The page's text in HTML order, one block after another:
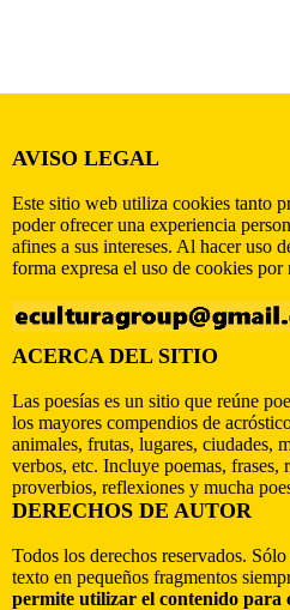
AVISO LEGAL
Este sitio web utiliza cookies tanto
poder ofrecer una experiencia
afines a sus intereses. Al hacer uso
forma expresa el uso de cookies por
ACERCA DEL SITIO
Las poesías es un sitio que reúne
los mayores compendios de
animales, frutas, lugares, ciudades,
verbos, etc. Incluye poemas, frases,
proverbios, reflexiones y mucha
DERECHOS DE AUTOR
Todos los derechos reservados.
texto en pequeños fragmentos
permite utilizar el contenido para